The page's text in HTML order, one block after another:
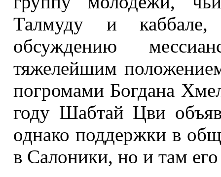
Талмуду и
обсуждению
тяжелейшим
погромами Богдана
году Шабтай Цви
однако поддержки в
в Салоники, но и там